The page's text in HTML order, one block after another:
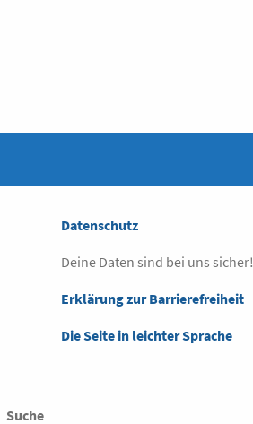
Datenschutz
Deine Daten sind bei uns sicher!
Erklärung zur Barrierefreiheit
Die Seite in leichter Sprache
Suche